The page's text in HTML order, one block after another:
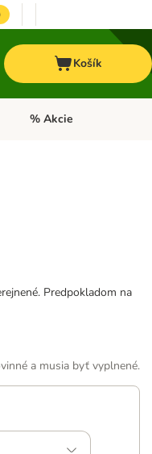
Košík
Otvoriť menu: + VET diéta
% Akcie
Predpokladom na
a musia byť vyplnené.